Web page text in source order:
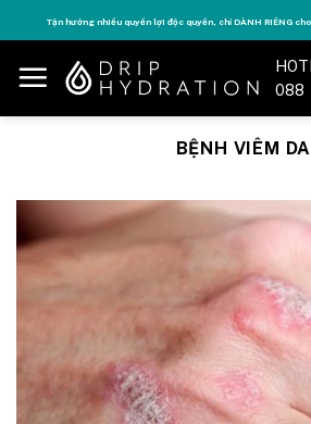
to
content
Tận hưởng nhiều quyền lợi độc quyền, chỉ DÀNH RIÊNG
088
BỆNH VIÊM DA